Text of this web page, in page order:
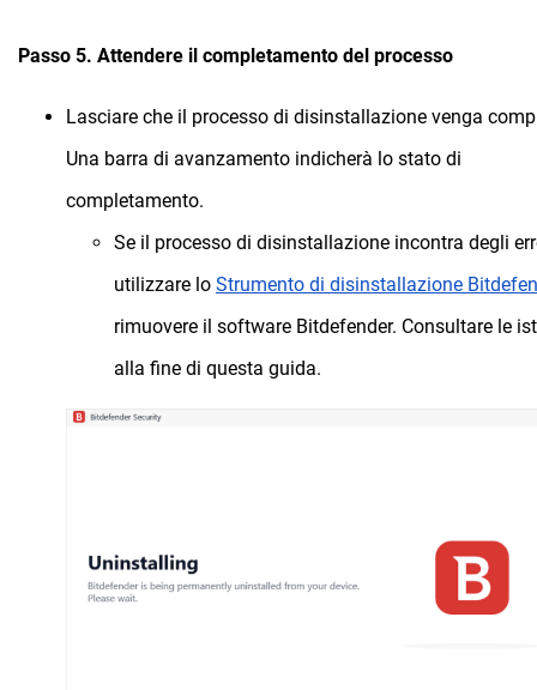
Passo 5. Attendere il completamento del processo
Lasciare che il processo di disinstallazione venga
Una barra di avanzamento indicherà lo stato di
completamento.
Se il processo di disinstallazione incontra degli
utilizzare lo Strumento di disinstallazione
rimuovere il software Bitdefender. Consultare le
alla fine di questa guida.